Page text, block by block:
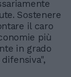
Sostenere
il caro
più
in grado